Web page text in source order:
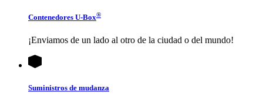
Contenedores U-Box®
¡Enviamos de un lado al otro de la ciudad o del mundo!
Suministros de mudanza